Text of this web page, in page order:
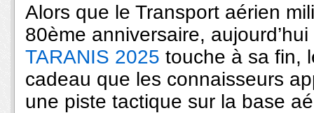
Alors que le Transport aérien
80ème anniversaire,
TARANIS 2025 touche à sa fin,
cadeau que les connaisseurs
une piste tactique sur la base